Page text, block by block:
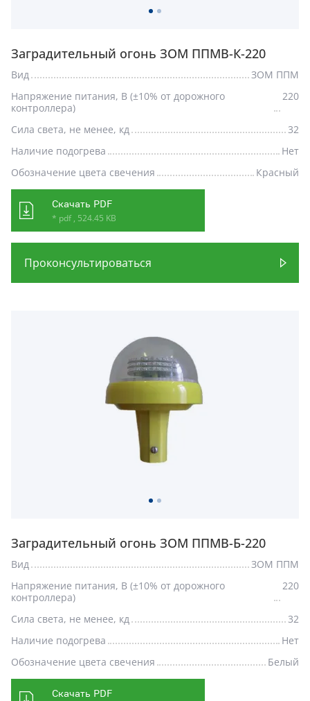
Заградительный огонь ЗОМ ППМВ-К-220
Вид
ЗОМ ППМ
Напряжение питания, В (±10% от дорожного
контроллера)
220
Сила света, не менее, кд
32
Наличие подогрева
Нет
Обозначение цвета свечения
Красный
Скачать PDF
* pdf , 524.45 KB
Проконсультироваться
Заградительный огонь ЗОМ ППМВ-Б-220
Вид
ЗОМ ППМ
Напряжение питания, В (±10% от дорожного
контроллера)
220
Сила света, не менее, кд
32
Наличие подогрева
Нет
Обозначение цвета свечения
Белый
Скачать PDF